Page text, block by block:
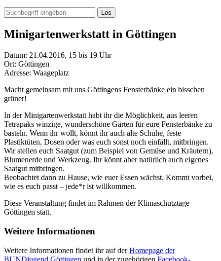
Minigartenwerkstatt in Göttingen
Datum: 21.04.2016, 15 bis 19 Uhr
Ort: Göttingen
Adresse: Waageplatz
Macht gemeinsam mit uns Göttingens Fensterbänke ein bisschen
grüner!
In der Minigartenwerkstatt habt ihr die Möglichkeit, aus leeren
Tetrapaks winzige, wunderschöne Gärten für eure Fensterbänke zu
basteln. Wenn ihr wollt, könnt ihr auch alte Schuhe, feste
Plastiktüten, Dosen oder was euch sonst noch einfällt, mitbringen.
Wir stellen euch Saatgut (zum Beispiel von Gemüse und Kräutern),
Blumenerde und Werkzeug. Ihr könnt aber natürlich auch eigenes
Saatgut mitbringen.
Beobachtet dann zu Hause, wie euer Essen wächst. Kommt vorbei,
wie es euch passt – jede*r ist willkommen.
Diese Veranstaltung findet im Rahmen der Klimaschutztage
Göttingen statt.
Weitere Informationen
Weitere Informationen findet ihr auf derHomepage der
BUNDjugend Göttingen und in der zugehörigen Facebook-